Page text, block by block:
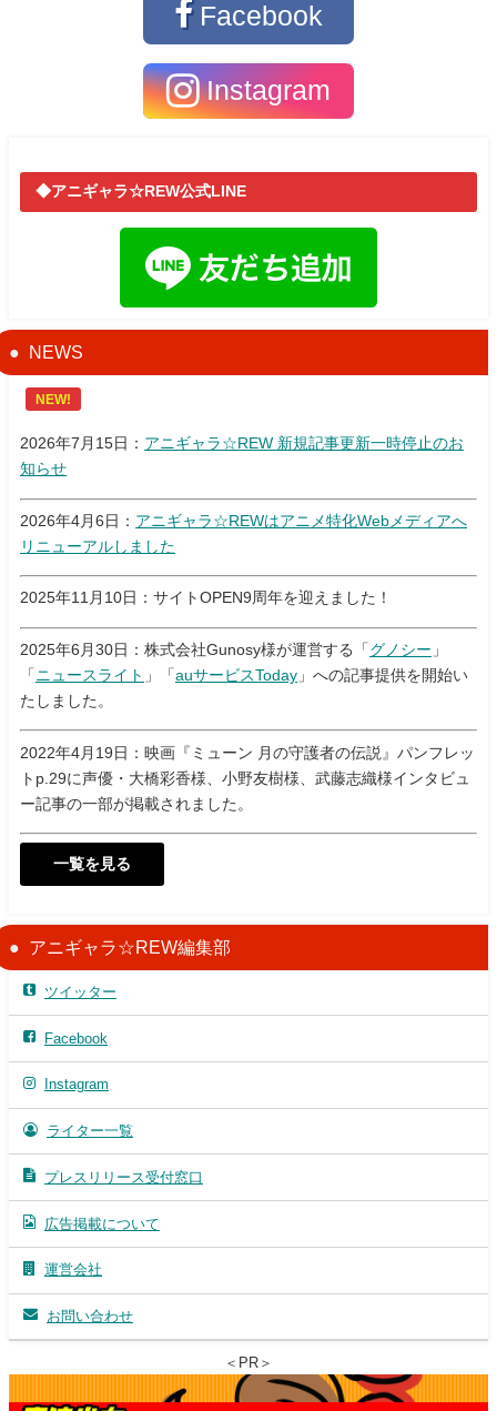
Facebook
Instagram
◆アニギャラ☆REW公式LINE
NEWS
NEW!
2026年7月15日： アニギャラ☆REW 新規記事更新一時停止のお
知らせ
2026年4月6日： アニギャラ☆REWはアニメ特化Webメディアへ
リニューアルしました
2025年11月10日：サイトOPEN9周年を迎えました！
2025年6月30日：株式会社Gunosy様が運営する「 グノシー 」
「 ニュースライト 」「 auサービスToday 」への記事提供を開始い
たしました。
2022年4月19日：映画『ミューン 月の守護者の伝説』パンフレッ
トp.29に声優・大橋彩香様、小野友樹様、武藤志織様インタビュ
ー記事の一部が掲載されました。
一覧を見る
アニギャラ☆REW編集部
ツイッター
Facebook
Instagram
ライター一覧
プレスリリース受付窓口
広告掲載について
運営会社
お問い合わせ
＜PR＞